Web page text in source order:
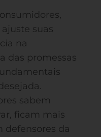
suas
na
das promessas
sabem
ficam mais
defensores da